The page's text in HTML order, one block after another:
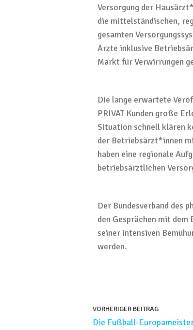
Versorgung der Hausärzt
die mittelständischen,
gesamten
Ärzte inklusive
MarktfürVerwirrungen
Die lange erwartete
PRIVAT Kunden große
Situation schnell klären
der Betriebsärzt*innen
haben eine regionale
betriebsärztlichen
Der Bundesverband des
den Gesprächen mit dem
seiner intensiven
werden.
VORHERIGER BEITRAG
Die Fußball-